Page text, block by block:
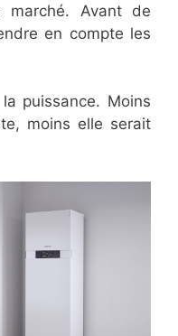
marché. Avant de
en compte les
puissance. Moins
moins elle serait